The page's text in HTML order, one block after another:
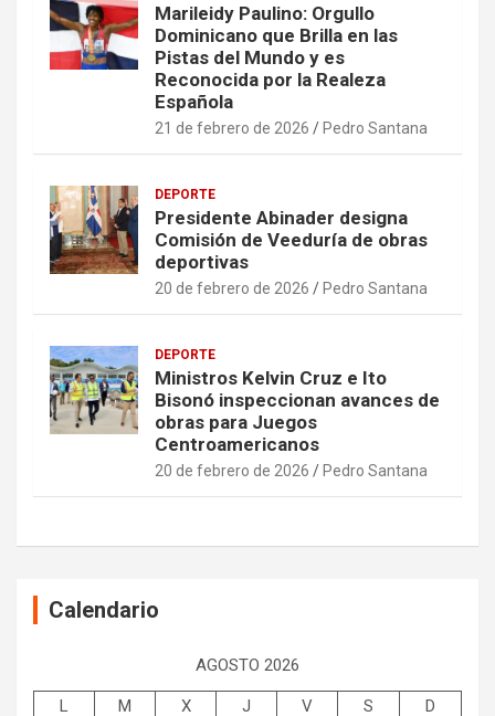
Marileidy Paulino: Orgullo
Dominicano que Brilla en las
Pistas del Mundo y es
Reconocida por la Realeza
Española
21 de febrero de 2026 Pedro Santana
DEPORTE
Presidente Abinader designa
Comisión de Veeduría de obras
deportivas
20 de febrero de 2026 Pedro Santana
DEPORTE
Ministros Kelvin Cruz e Ito
Bisonó inspeccionan avances de
obras para Juegos
Centroamericanos
20 de febrero de 2026 Pedro Santana
Calendario
AGOSTO 2026
L M X J V S
D